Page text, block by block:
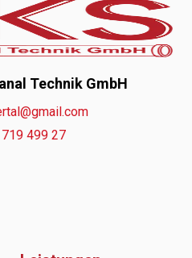
Technik GmbH
499 27